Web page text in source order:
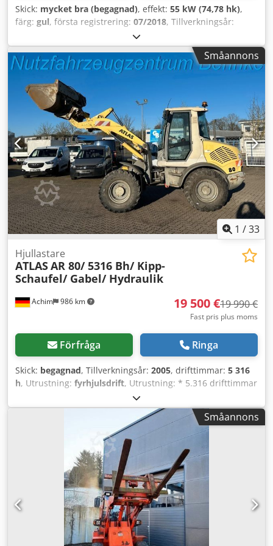
Skick: mycket bra (begagnad), effekt: 55 kW (74,78 hk),
färg: gul, första registrering: 07/2018, Tillverkningsår:
, Utrustning:
Modellår: 2018 Antal cylindrar: 3 Tomvikt: 6 460 kg Antal
ventiler: 3 CE-märkning: ja Tekniskt skick: mycket bra
Optiskt skick: mycket bra Pris: På förfrågan Serienummer:
CAT0908MAH8803391 Codpfx Amjy A Tn He Hsha = Fler
alternativ och tillbehör = - Tredje ventil - Sluten hytt -
Centralsmörjning
Småannons
1 /33
Achim 986 km
Hjullastare
ATLASAR 80/ 5316 Bh/ Kipp-
Schaufel/ Gabel/ Hydraulik
19 500 €19 990 €
Fast pris plus moms
Förfråga Ringa
Skick: begagnad, Tillverkningsår: 2005, drifttimmar: 5 316
h, Utrustning: fyrhjulsdrift, Utrustning: * 5.316 drifttimmar
* Motoreffekt 53,5 kW * 20 km/h * hydrauliska
anslutningar * extraljus * varningsljus (rundljus) *
snabbfäste Övrigt: * 1 tidigare ägare * Första leverans i
Tyskland * Tillverkningsår 2005 * Tjänstevikt 5.975 kg *
Totalvikt 6.500 kg * Broms visar felmeddelande Sedan 1972
har vi varit din pålitliga partner för bil- och nyttofordon i
28832 Achim vid Bremer Kreuz. NutzfahrzeugZentrum
Behnke har ständigt cirka 200 fordon inom transportbilar,
nyttofordon och entreprenadmaskiner! Vi erbjuder
kontinuerligt attraktiva finansieringsmöjligheter till
förmånliga villkor. Vid intresse lämnar vi gärna ett
individuellt erbjudande! Chsdjx Rfbzjpfx Am Hea Inbyte av
Småannons